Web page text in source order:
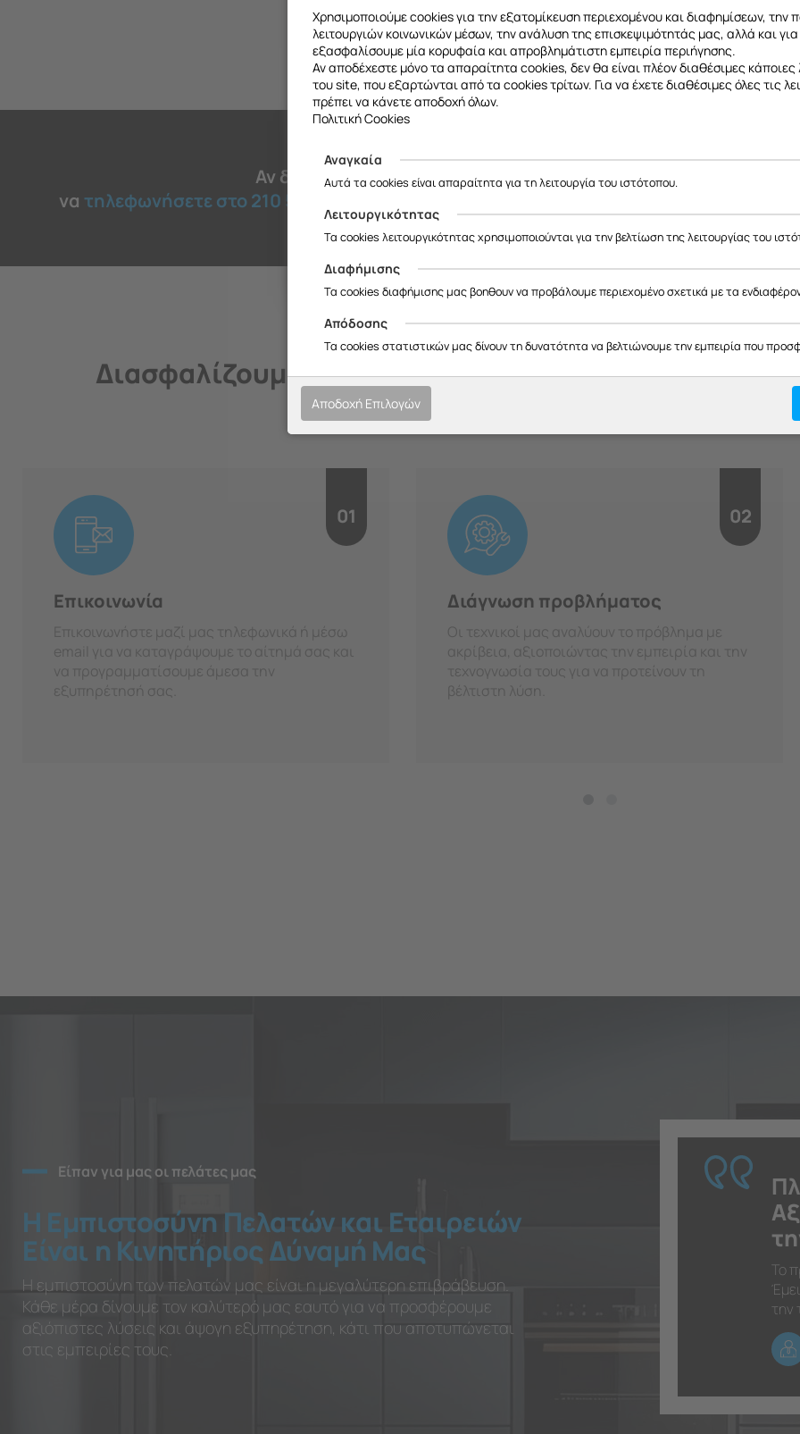
Αν δεν βρήκατε το ανταλλακτικό που θέλετε μπορείτε να
να τηλεφωνήσετε στο 210 51 45 030 για να μιλήσετε με εξειδικευμένο συνεργάτη
H Διαδικασία μας
Διασφαλίζουμε την ποιοτική εξυπηρέτηση σε κάθε
01
Επικοινωνία
Επικοινωνήστε μαζί μας τηλεφωνικά ή μέσω
email για να καταγράψουμε το αίτημά σας και
να προγραμματίσουμε άμεσα την
εξυπηρέτησή σας.
02
Διάγνωση προβλήματος
Οι τεχνικοί μας αναλύουν το πρόβλημα με
ακρίβεια, αξιοποιώντας την εμπειρία και την
τεχνογνωσία τους για να προτείνουν τη
βέλτιστη λύση.
Είπαν για μας οι πελάτες μας
Η Εμπιστοσύνη Πελατών και Εταιρειών
Είναι η Κινητήριος Δύναμή Μας
Η εμπιστοσύνη των πελατών μας είναι η μεγαλύτερη επιβράβευση.
Κάθε μέρα δίνουμε τον καλύτερό μας εαυτό για να προσφέρουμε
αξιόπιστες λύσεις και άψογη εξυπηρέτηση, κάτι που αποτυπώνεται
στις εμπειρίες τους.
Το
την
Χρησιμοποιούμε cookies για την εξατομίκευση περιεχομένου και διαφημίσεων, την
λειτουργιών κοινωνικών μέσων, την ανάλυση της επισκεψιμότητάς μας, αλλά και
εξασφαλίσουμε μία κορυφαία και απροβλημάτιστη εμπειρία περιήγησης.
Αν αποδέχεστε μόνο τα απαραίτητα cookies, δεν θα είναι πλέον διαθέσιμες κάποιες
του site, που εξαρτώνται από τα cookies τρίτων. Για να έχετε διαθέσιμες όλες τις
πρέπει να κάνετε αποδοχή όλων.
Πολιτική Cookies
Αναγκαία
Αυτά τα cookies είναι απαραίτητα για τη λειτουργία του ιστότοπου.
Λειτουργικότητας
Τα cookies λειτουργικότητας χρησιμοποιούνται για την βελτίωση της λειτουργίας του
Διαφήμισης
Τα cookies διαφήμισης μας βοηθουν να προβάλουμε περιεχομένο σχετικά με τα
Απόδοσης
Τα cookies στατιστικών μας δίνουν τη δυνατότητα να βελτιώνουμε την εμπειρία που
Αποδοχή Επιλογών
Θα θέλαμε να σας ενημερώσουμε ότι η επιχείρησή μας θα παραμείνει κλειστή
έως και 18/08, λόγω καλοκαιρινών διακοπών.
Θα είμαστε ξανά κοντά σας από19/08.
Σας ευχαριστούμε για την κατανόηση και σας ευχόμαστε καλό